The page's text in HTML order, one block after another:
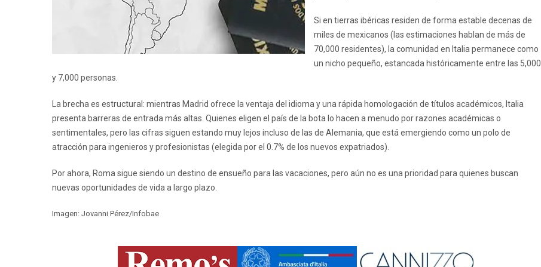
Si en tierras ibéricas residen de forma estable decenas de
miles de mexicanos (las estimaciones hablan de más de
70,000 residentes), la comunidad en Italia permanece como
un nicho pequeño, estancada históricamente entre las 5,000
y 7,000 personas.
La brecha es estructural: mientras Madrid ofrece la ventaja del idioma y una rápida homologación de títulos académicos, Italia
presenta barreras de entrada más altas. Quienes eligen el país de la bota lo hacen a menudo por razones académicas o
sentimentales, pero las cifras siguen estando muy lejos incluso de las de Alemania, que está emergiendo como un polo de
atracción para ingenieros y profesionistas (elegida por el 0.7% de los nuevos expatriados).
Por ahora, Roma sigue siendo un destino de ensueño para las vacaciones, pero aún no es una prioridad para quienes buscan
nuevas oportunidades de vida a largo plazo.
Imagen: Jovanni Pérez/Infobae